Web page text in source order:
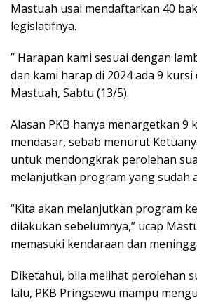
Mastuah usai mendaftarkan 40
legislatifnya.
” Harapan kami sesuai dengan
dan kami harap di 2024 ada 9 kursi
Mastuah, Sabtu (13/5).
Alasan PKB hanya menargetkan 9
mendasar, sebab menurut
untuk mendongkrak perolehan
melanjutkan program yang sudah
“Kita akan melanjutkan program
dilakukan sebelumnya,” ucap
memasuki kendaraan dan
Diketahui, bila melihat perolehan
lalu, PKB Pringsewu mampu